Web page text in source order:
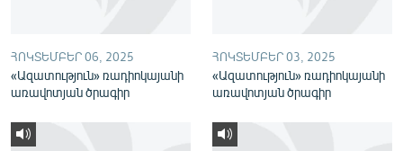
ՓՈԴՔԱՍԹ
Հայերեն
ՀՈԿՏԵՄԲԵՐ 06, 2025
«Ազատություն» ռադիոկայանի
առավոտյան ծրագիր
ՀՈԿՏԵՄԲԵՐ 03, 2025
«Ազատություն» ռադիոկայանի
առավոտյան ծրագիր